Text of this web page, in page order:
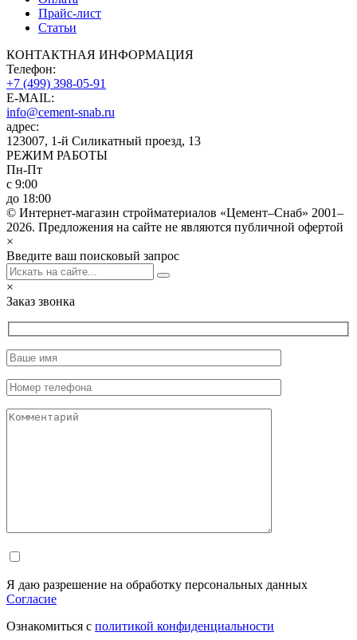
Прайс-лист
Статьи
КОНТАКТНАЯ ИНФОРМАЦИЯ
Телефон:
+7 (499) 398-05-91
E-MAIL:
info@cement-snab.ru
адрес:
123007, 1-й Силикатный проезд, 13
РЕЖИМ РАБОТЫ
Пн-Пт
с 9:00
до 18:00
© Интернет-магазин стройматериалов «Цемент–Снаб» 2001–
2026. Предложения на сайте не являются публичной офертой
×
Введите ваш поисковый запрос
×
Заказ звонка
Я даю разрешение на обработку персональных данных
Согласие
Ознакомиться с политикой конфиденциальности